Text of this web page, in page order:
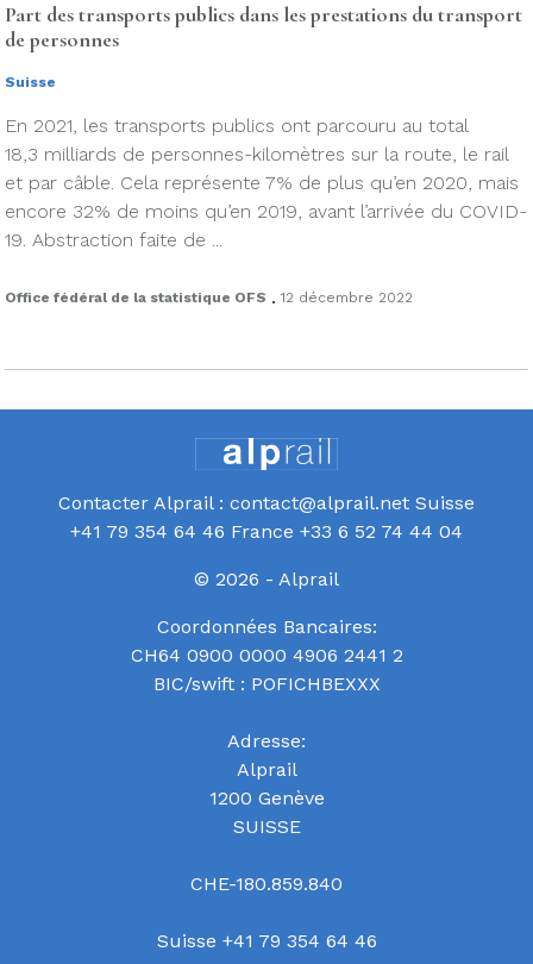
Part des transports publics dans les prestations du transport
de personnes
Suisse
En 2021, les transports publics ont parcouru au total
18,3 milliards de personnes-kilomètres sur la route, le rail
et par câble. Cela représente 7% de plus qu’en 2020, mais
encore 32% de moins qu’en 2019, avant l’arrivée du COVID-
19. Abstraction faite de ...
Office fédéral de la statistique OFS . 12 décembre 2022
Contacter Alprail : contact@alprail.net Suisse
+41 79 354 64 46 France +33 6 52 74 44 04
© 2026 - Alprail
Coordonnées Bancaires:
CH64 0900 0000 4906 2441 2
BIC/swift : POFICHBEXXX
Adresse:
Alprail
1200 Genève
SUISSE
CHE-180.859.840
Suisse +41 79 354 64 46